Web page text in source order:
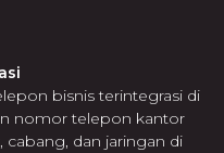
bisnis terintegrasi di
nomor telepon kantor
dan jaringan di